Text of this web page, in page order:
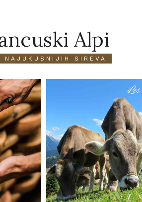
Alpi
NAJUKUSNIJIH SIREVA